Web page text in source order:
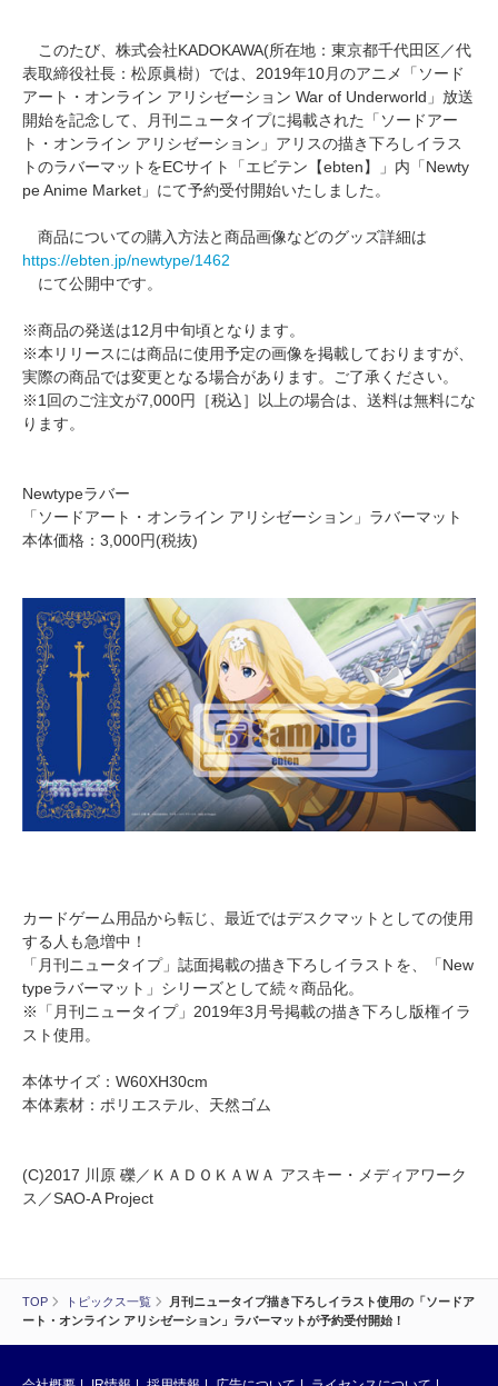
TOP トピックス一覧
月刊ニュータイプ描き下ろしイラスト使用の「ソードア
ート・オンライン アリシゼーション」ラバーマットが予約受付開始！
このたび、株式会社KADOKAWA(所在地：東京都千代田区／代
表取締役社長：松原眞樹）では、2019年10月のアニメ「ソード
アート・オンライン アリシゼーション War of Underworld」放送
開始を記念して、月刊ニュータイプに掲載された「ソードアー
ト・オンライン アリシゼーション」アリスの描き下ろしイラス
トのラバーマットをECサイト「エビテン【ebten】」内「Newty
pe Anime Market」にて予約受付開始いたしました。
商品についての購入方法と商品画像などのグッズ詳細は
https://ebten.jp/newtype/1462
にて公開中です。
※商品の発送は12月中旬頃となります。
※本リリースには商品に使用予定の画像を掲載しておりますが、
実際の商品では変更となる場合があります。ご了承ください。
※1回のご注文が7,000円［税込］以上の場合は、送料は無料にな
ります。
Newtypeラバー
「ソードアート・オンライン アリシゼーション」ラバーマット
本体価格：3,000円(税抜)
カードゲーム用品から転じ、最近ではデスクマットとしての使用
する人も急増中！
「月刊ニュータイプ」誌面掲載の描き下ろしイラストを、「New
typeラバーマット」シリーズとして続々商品化。
※「月刊ニュータイプ」2019年3月号掲載の描き下ろし版権イラ
スト使用。
本体サイズ：W60XH30cm
本体素材：ポリエステル、天然ゴム
(C)2017 川原 礫／ＫＡＤＯＫＡＷＡ アスキー・メディアワーク
ス／SAO-A Project